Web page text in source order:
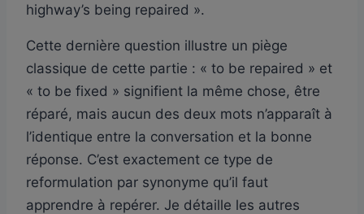
highway’s being repaired ».
Cette dernière question illustre un piège
classique de cette partie : « to be repaired » et
« to be fixed » signifient la même chose, être
réparé, mais aucun des deux mots n’apparaît à
l’identique entre la conversation et la bonne
réponse. C’est exactement ce type de
reformulation par synonyme qu’il faut
apprendre à repérer. Je détaille les autres